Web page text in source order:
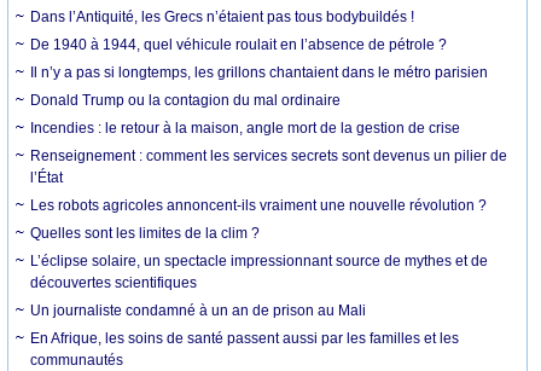
Dans l’Antiquité, les Grecs n’étaient pas tous bodybuildés !
De 1940 à 1944, quel véhicule roulait en l’absence de pétrole ?
Il n’y a pas si longtemps, les grillons chantaient dans le métro parisien
Donald Trump ou la contagion du mal ordinaire
Incendies : le retour à la maison, angle mort de la gestion de crise
Renseignement : comment les services secrets sont devenus un pilier de
l’État
Les robots agricoles annoncent-ils vraiment une nouvelle révolution ?
Quelles sont les limites de la clim ?
L’éclipse solaire, un spectacle impressionnant source de mythes et de
découvertes scientifiques
Un journaliste condamné à un an de prison au Mali
En Afrique, les soins de santé passent aussi par les familles et les
communautés